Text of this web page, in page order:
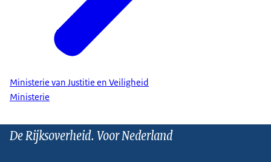
Ministerie van Justitie en Veiligheid
Ministerie
De Rijksoverheid. Voor Nederland